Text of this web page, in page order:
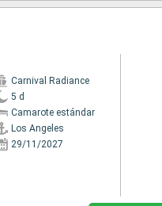
Carnival Radiance
5 d
Camarote estándar
Los Angeles
29/11/2027